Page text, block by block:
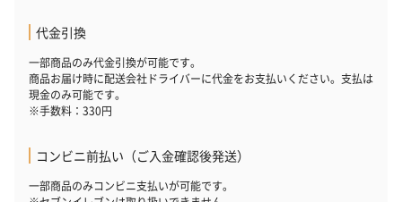
代金引換
一部商品のみ代金引換が可能です。
商品お届け時に配送会社ドライバーに代金をお支払いください。支払は
現金のみ可能です。
※手数料：330円
コンビニ前払い（ご入金確認後発送）
一部商品のみコンビニ支払いが可能です。